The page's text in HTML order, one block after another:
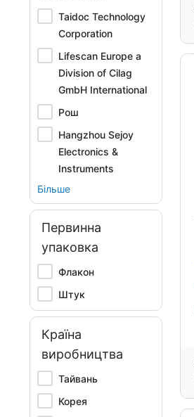
Taidoc Technology
Corporation
Lifescan Europe a
Division of Cilag
GmbH International
Рош
Hangzhou Sejoy
Electronics &
Instruments
Більше
Первинна
упаковка
Флакон
Штук
Країна
виробництва
Тайвань
Корея